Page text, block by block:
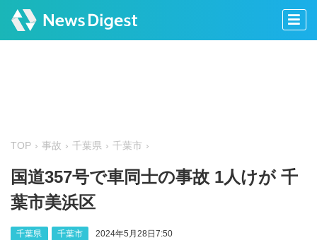
TOP 事故 千葉県 千葉市
国道357号で車同士の事故 1人けが 千
葉市美浜区
千葉県 千葉市 2024年5月28日7:50